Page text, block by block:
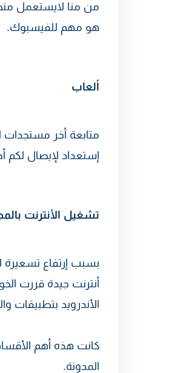
من منا لايستعمل
هو مهم للفيسبوك.
ألعاب
متابعة أخر مستجدات
إستعداد لإيصال لكم
تشغيل الأنترنت
بسبب إرتفاع تسعيرة
أنترنت جيدة قررت
الأندرويد بتطبيقات
كانت هذه أهم
المدونة.